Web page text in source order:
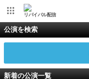
リバイバル配信
公演を検索
新着の公演一覧